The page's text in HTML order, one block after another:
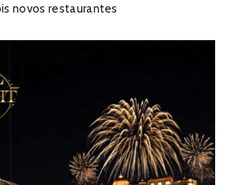
novos restaurantes